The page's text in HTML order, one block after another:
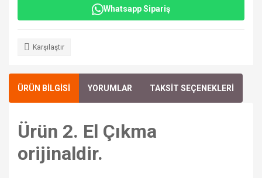
Whatsapp Sipariş
Karşılaştır
ÜRÜN BİLGİSİ YORUMLAR TAKSİT SEÇENEKLERİ
Ürün 2. El Çıkma
orijinaldir.